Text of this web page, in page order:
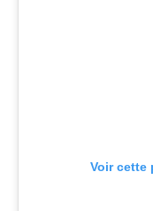
Voir cette